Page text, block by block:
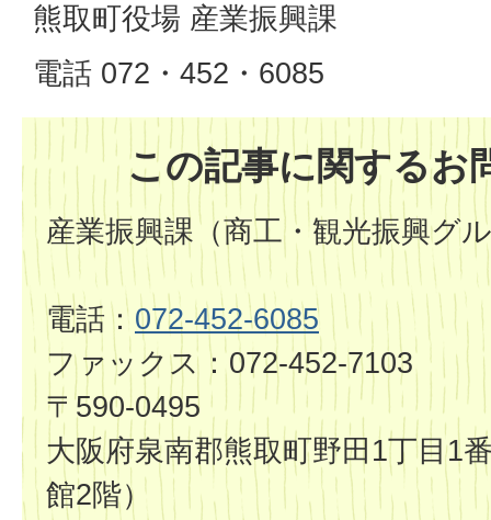
熊取町役場 産業振興課
電話 072・452・6085
この記事に関するお
産業振興課（商工・観光振興グ
電話： 072-452-6085
ファックス：072-452-7103
〒590-0495
大阪府泉南郡熊取町野田1丁目1
館2階）